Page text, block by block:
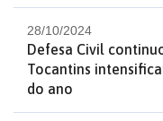
28/10/2024
Defesa Civil
Tocantins
do ano